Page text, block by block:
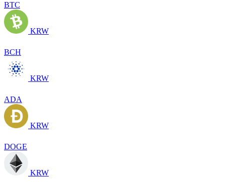
BTC
KRW
BCH
KRW
ADA
KRW
DOGE
KRW